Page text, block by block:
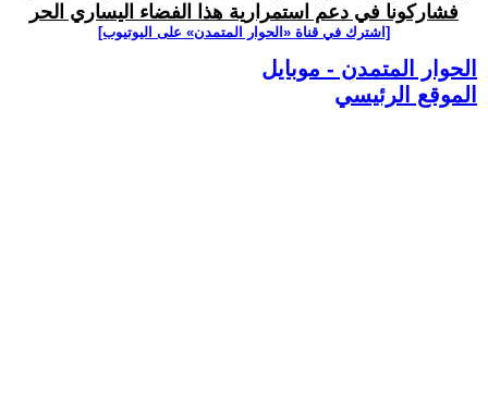
فشاركونا في دعم استمرارية هذا الفضاء اليساري الحر
[اشترك في قناة ‫«الحوار المتمدن» على اليوتيوب]
الحوار المتمدن - موبايل
الموقع الرئيسي